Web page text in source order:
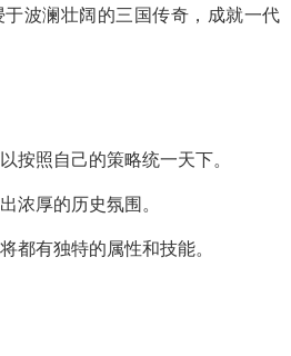
波澜壮阔的三国传奇，成就一代
按照自己的策略统一天下。
浓厚的历史氛围。
都有独特的属性和技能。